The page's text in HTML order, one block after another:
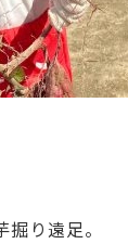
り遠足。